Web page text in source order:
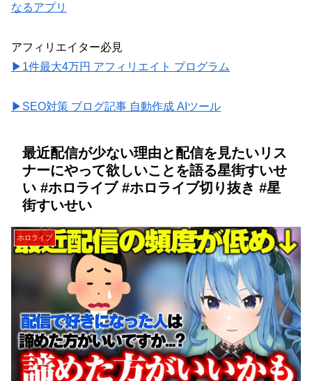
なるアプリ
アフィリエイター必見
▶1件最大4万円 アフィリエイト プログラム
▶SEO対策 ブログ記事 自動作成 AIツール
最近配信が少ない理由と配信を見たいリス
ナーにやって欲しいことを語る星街すいせ
い #ホロライブ #ホロライブ切り抜き #星
街すいせい
ホロライブ